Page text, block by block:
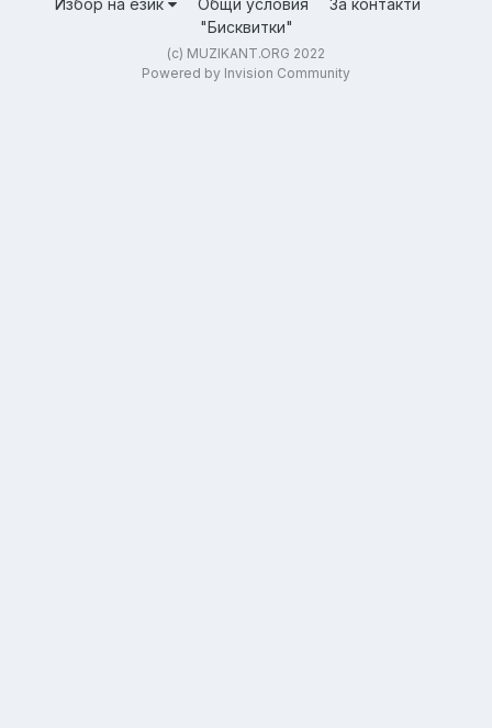
Избор на език Общи условия
За контакти
"Бисквитки"
(c) MUZIKANT.ORG 2022
Powered by Invision Community